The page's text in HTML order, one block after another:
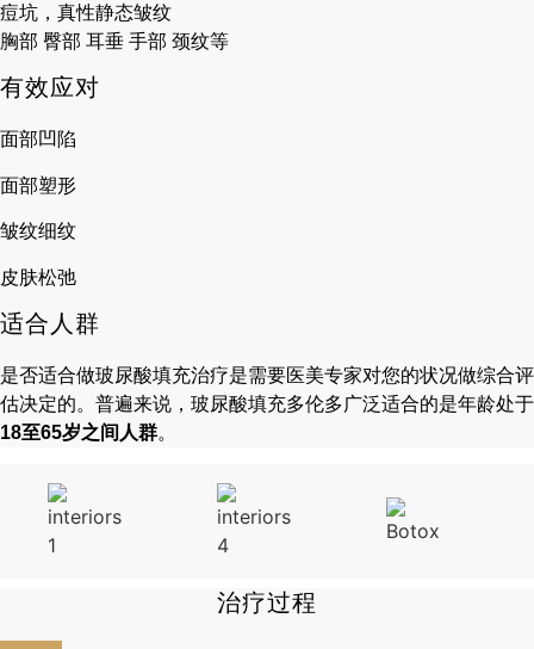
痘坑，真性静态皱纹
胸部 臀部 耳垂 手部 颈纹等
有效应对
面部凹陷
面部塑形
皱纹细纹
皮肤松弛
适合人群
是否适合做玻尿酸填充治疗是需要医美专家对您的状况做综合评
估决定的。普遍来说，玻尿酸填充多伦多广泛适合的是年龄处于
18至65岁之间人群。
治疗过程